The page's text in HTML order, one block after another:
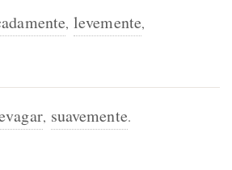
, levemente,
, suavemente.